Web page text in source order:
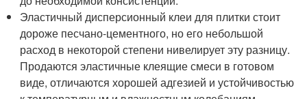
Эластичный дисперсионный клеи для плитки стоит
дороже песчано-цементного, но его небольшой
расход в некоторой степени нивелирует эту разницу.
Продаются эластичные клеящие смеси в готовом
виде, отличаются хорошей адгезией и устойчивостью